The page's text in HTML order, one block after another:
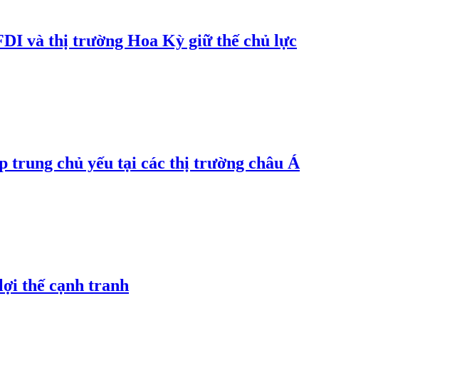
và thị trường Hoa Kỳ giữ thế chủ lực
trung chủ yếu tại các thị trường châu Á
thế cạnh tranh